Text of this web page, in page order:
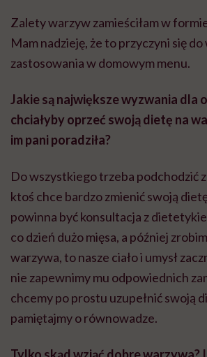
Zalety warzyw zamieściłam w
Mam nadzieję, że to przyczyni się
zastosowania w domowym menu.
Jakie są największe wyzwania dla
chciałyby oprzeć swoją dietę na
im pani poradziła?
Do wszystkiego trzeba podchodzić
ktoś chce bardzo zmienić swoją
powinna być konsultacja z
co dzień dużo mięsa, a później
warzywa, to nasze ciało i umysł
nie zapewnimy mu odpowiednich
chcemy po prostu uzupełnić swoją
pamiętajmy o równowadze.